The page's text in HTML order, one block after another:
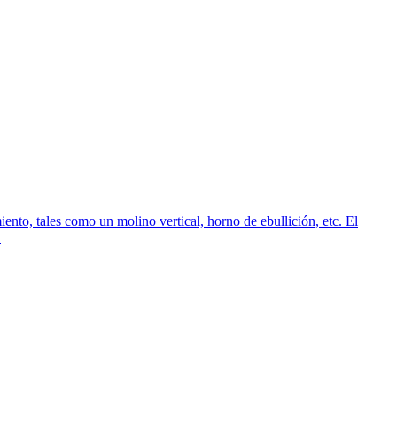
tales como un molino vertical, horno de ebullición, etc. El